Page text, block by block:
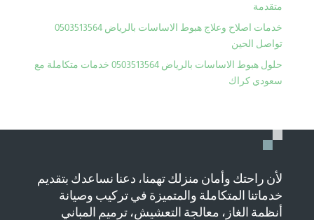
متقدمة
خدمات اصلاح وعلاج هبوط الاساسات بالرياض 0503513564
تواصل الحين
حلول هبوط الاساسات بالرياض 0503513564 خدمات متكاملة مع
سعودي كراك
لأن راحتك وأمان منزلك تهمنا، دعنا نساعدك بتقديم
خدماتنا المتكاملة والمتميزة في تركيب وصيانة
أنظمة الغاز، معالجة التعشيش، ترميم المباني